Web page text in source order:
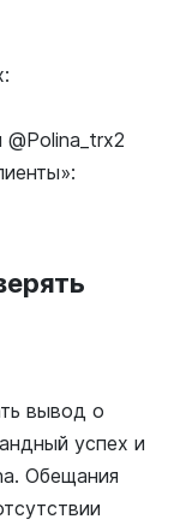
вывод о
успех и
Обещания